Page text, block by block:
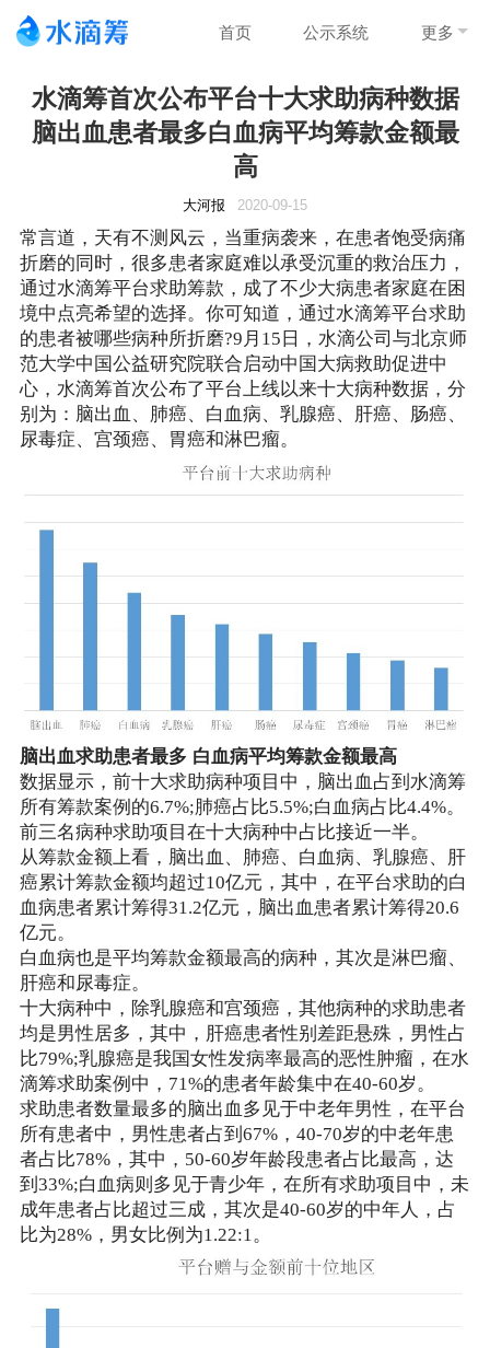
首页 公示系统 更多
水滴筹首次公布平台十大求助病种数据
脑出血患者最多白血病平均筹款金额最
高
大河报 2020-09-15
常言道，天有不测风云，当重病袭来，在患者饱受病痛
折磨的同时，很多患者家庭难以承受沉重的救治压力，
通过水滴筹平台求助筹款，成了不少大病患者家庭在困
境中点亮希望的选择。你可知道，通过水滴筹平台求助
的患者被哪些病种所折磨?9月15日，水滴公司与北京师
范大学中国公益研究院联合启动中国大病救助促进中
心，水滴筹首次公布了平台上线以来十大病种数据，分
别为：脑出血、肺癌、白血病、乳腺癌、肝癌、肠癌、
尿毒症、宫颈癌、胃癌和淋巴瘤。
脑出血求助患者最多 白血病平均筹款金额最高
数据显示，前十大求助病种项目中，脑出血占到水滴筹
所有筹款案例的6.7%;肺癌占比5.5%;白血病占比4.4%。
前三名病种求助项目在十大病种中占比接近一半。
从筹款金额上看，脑出血、肺癌、白血病、乳腺癌、肝
癌累计筹款金额均超过10亿元，其中，在平台求助的白
血病患者累计筹得31.2亿元，脑出血患者累计筹得20.6
亿元。
白血病也是平均筹款金额最高的病种，其次是淋巴瘤、
肝癌和尿毒症。
十大病种中，除乳腺癌和宫颈癌，其他病种的求助患者
均是男性居多，其中，肝癌患者性别差距悬殊，男性占
比79%;乳腺癌是我国女性发病率最高的恶性肿瘤，在水
滴筹求助案例中，71%的患者年龄集中在40-60岁。
求助患者数量最多的脑出血多见于中老年男性，在平台
所有患者中，男性患者占到67%，40-70岁的中老年患
者占比78%，其中，50-60岁年龄段患者占比最高，达
到33%;白血病则多见于青少年，在所有求助项目中，未
成年患者占比超过三成，其次是40-60岁的中年人，占
比为28%，男女比例为1.22:1。